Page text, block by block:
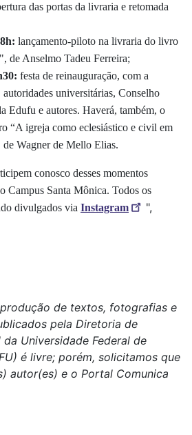
das portas da livraria e retomada
lançamento-piloto na livraria do livro
de Anselmo Tadeu Ferreira;
festa de reinauguração, com a
autoridades universitárias, Conselho
Edufu e autores. Haverá, também, o
“A igreja como eclesiástico e civil em
de Wagner de Mello Elias.
conosco desses momentos
Campus Santa Mônica. Todos os
divulgados via Instagram
",
de textos, fotografias e
pela Diretoria de
Universidade Federal de
é livre; porém, solicitamos que
autor(es) e o Portal Comunica